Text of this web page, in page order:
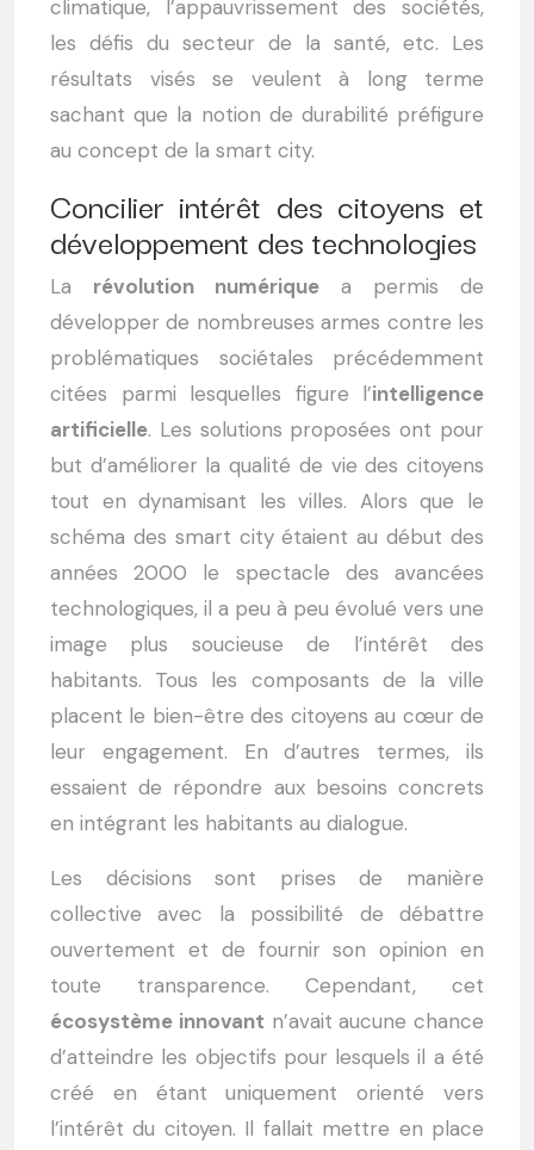
climatique, l’appauvrissement des sociétés,
les défis du secteur de la santé, etc. Les
résultats visés se veulent à long terme
sachant que la notion de durabilité préfigure
au concept de la smart city.
Concilier intérêt des citoyens et
développement des technologies
La révolution numérique a permis de
développer de nombreuses armes contre les
problématiques sociétales précédemment
citées parmi lesquelles figure l’intelligence
artificielle. Les solutions proposées ont pour
but d’améliorer la qualité de vie des citoyens
tout en dynamisant les villes. Alors que le
schéma des smart city étaient au début des
années 2000 le spectacle des avancées
technologiques, il a peu à peu évolué vers une
image plus soucieuse de l’intérêt des
habitants. Tous les composants de la ville
placent le bien-être des citoyens au cœur de
leur engagement. En d’autres termes, ils
essaient de répondre aux besoins concrets
en intégrant les habitants au dialogue.
Les décisions sont prises de manière
collective avec la possibilité de débattre
ouvertement et de fournir son opinion en
toute transparence. Cependant, cet
écosystème innovant n’avait aucune chance
d’atteindre les objectifs pour lesquels il a été
créé en étant uniquement orienté vers
l’intérêt du citoyen. Il fallait mettre en place